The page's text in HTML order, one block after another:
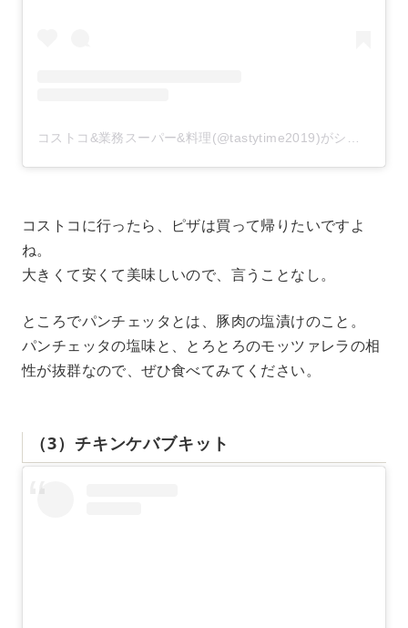
コストコに行ったら、ピザは買って帰りたいですよ
ね。
大きくて安くて美味しいので、言うことなし。
ところでパンチェッタとは、豚肉の塩漬けのこと。
パンチェッタの塩味と、とろとろのモッツァレラの相
性が抜群なので、ぜひ食べてみてください。
（3）チキンケバブキット